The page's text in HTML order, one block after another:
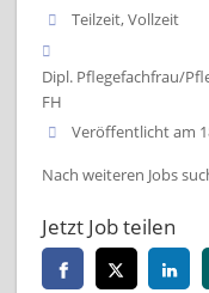
Teilzeit, Vollzeit
Dipl. Pflegefachfrau/
FH
Veröffentlicht am
Nach weiteren Jobs
Jetzt Job teilen